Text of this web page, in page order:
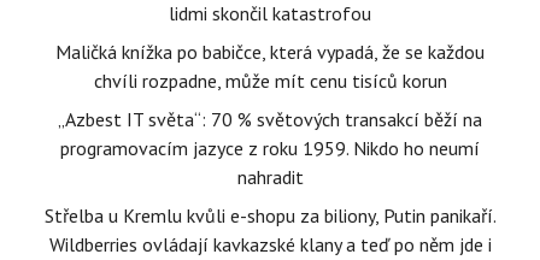
lidmi skončil katastrofou
Maličká knížka po babičce, která vypadá, že se každou
chvíli rozpadne, může mít cenu tisíců korun
„Azbest IT světa“: 70 % světových transakcí běží na
programovacím jazyce z roku 1959. Nikdo ho neumí
nahradit
Střelba u Kremlu kvůli e-shopu za biliony, Putin panikaří.
Wildberries ovládají kavkazské klany a teď po něm jde i